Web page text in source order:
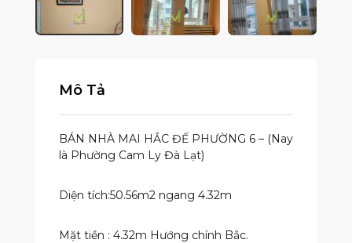
Mô Tả
BÁN NHÀ MAI HẮC ĐẾ PHƯỜNG 6 – (Nay
là Phường Cam Ly Đà Lạt)
Diện tích:50.56m2 ngang 4.32m
Mặt tiền : 4.32m Hướng chính Bắc.